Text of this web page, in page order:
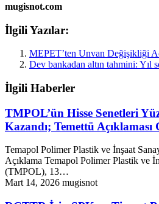
mugisnot.com
İlgili Yazılar:
MEPET’ten Unvan Değişikliği
Dev bankadan altın tahmini: Yıl
İlgili Haberler
TMPOL’ün Hisse Senetleri
Kazandı; Temettü Açıklaması
Temapol Polimer Plastik ve İnşaat
Açıklama Temapol Polimer Plastik ve
(TMPOL), 13…
Mart 14, 2026 mugisnot